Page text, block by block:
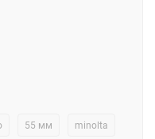
55 мм minolta